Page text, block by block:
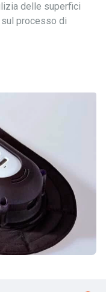
delle superfici
processo di